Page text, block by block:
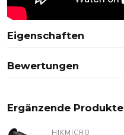
Eigenschaften
Bewertungen
Ergänzende Produkte
HIKMICRO